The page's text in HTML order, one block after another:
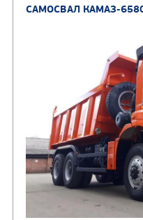
Грузоподъемность,
Вместимость
Направление
Колесная формула
САМОСВАЛ